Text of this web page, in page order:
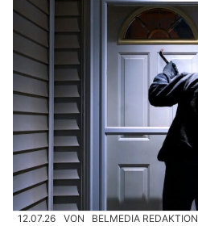
12.07.26 VON BELMEDIA REDAKTION